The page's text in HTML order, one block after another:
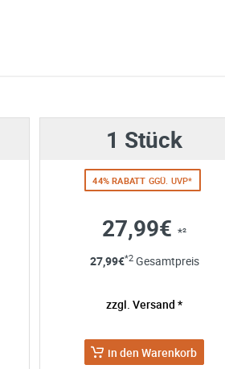
durch wie Butter.
sehr gut.
Einwilligung jederzeit für
1 Stück
44% RABATT GGÜ. UVP*
27,99€ *²
27,99€*2Gesamtpreis
zzgl. Versand *
in den Warenkorb